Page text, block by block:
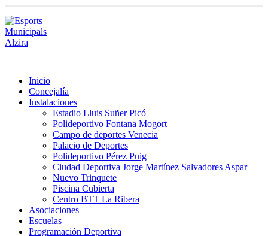
Inicio
Concejalía
Instalaciones
Estadio Lluis Suñer Picó
Polideportivo Fontana Mogort
Campo de deportes Venecia
Palacio de Deportes
Polideportivo Pérez Puig
Ciudad Deportiva Jorge Martínez Salvadores Aspar
Nuevo Trinquete
Piscina Cubierta
Centro BTT La Ribera
Asociaciones
Escuelas
Programación Deportiva